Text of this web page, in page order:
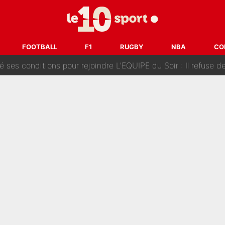
FOOTBALL F1 RUGBY NBA
Voice Kids : Contacté par Matt Pokora, Kylian Mbappé a
terminé, DAZN a fait son choix pour Benjamin Da Silva et
conditions pour rejoindre L'EQUIPE du Soir : Il refuse de faire